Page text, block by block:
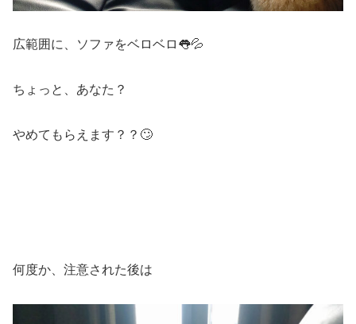
広範囲に、ソファをベロベロ👅💦
ちょっと、あなた？
やめてもらえます？？🙄
何度か、注意された後は